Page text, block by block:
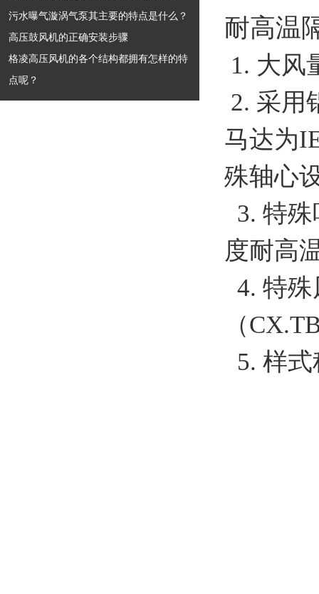
污水曝气漩涡气泵其主要的特点是什么？
高压鼓风机的正确安装步骤
格凌高压风机的各个结构都拥有怎样的特
点呢？
耐高温
1. 大风
2. 采用
马达为
殊轴心
3. 特
度耐高
4. 特
（
5. 样